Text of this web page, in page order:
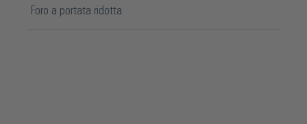
Foro a portata ridotta